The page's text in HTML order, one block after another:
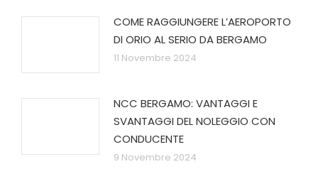
COME RAGGIUNGERE L’AEROPORTO
DI ORIO AL SERIO DA BERGAMO
11 Novembre 2024
NCC BERGAMO: VANTAGGI E
SVANTAGGI DEL NOLEGGIO CON
CONDUCENTE
9 Novembre 2024